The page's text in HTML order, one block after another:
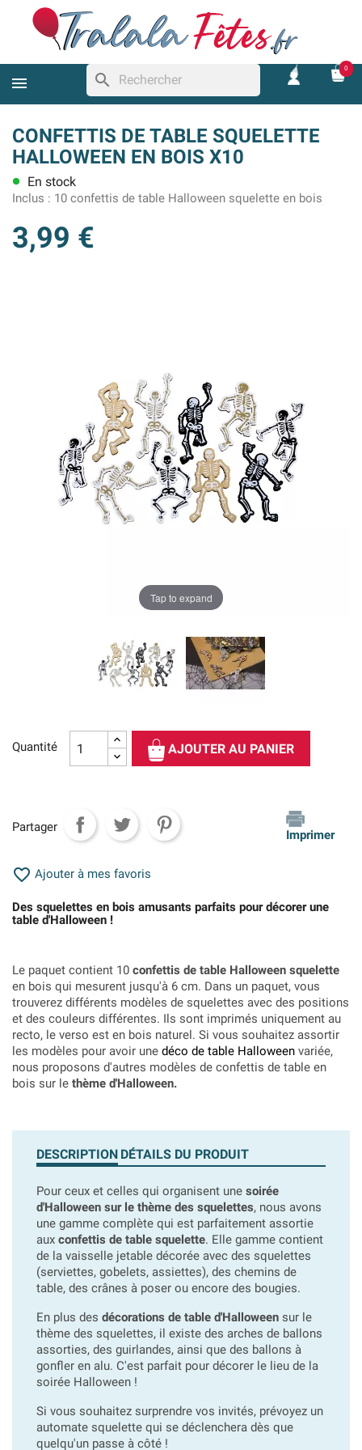
search
0
CONFETTIS DE TABLE SQUELETTE
HALLOWEEN EN BOIS X10
lens En stock
Inclus : 10 confettis de table Halloween squelette en bois
3,99 €
Tap to expand
Quantité AJOUTER AU PANIER
Partager
Imprimer
 Ajouter à mes favoris
Des squelettes en bois amusants parfaits pour décorer une
table d'Halloween !
Le paquet contient 10 confettis de table Halloween squelette
en bois qui mesurent jusqu'à 6 cm. Dans un paquet, vous
trouverez différents modèles de squelettes avec des positions
et des couleurs différentes. Ils sont imprimés uniquement au
recto, le verso est en bois naturel. Si vous souhaitez assortir
les modèles pour avoir une déco de table Halloween variée,
nous proposons d'autres modèles de confettis de table en
bois sur le thème d'Halloween.
DESCRIPTION DÉTAILS DU PRODUIT
Pour ceux et celles qui organisent une soirée
d'Halloween sur le thème des squelettes, nous avons
une gamme complète qui est parfaitement assortie
aux confettis de table squelette. Elle gamme contient
de la vaisselle jetable décorée avec des squelettes
(serviettes, gobelets, assiettes), des chemins de
table, des crânes à poser ou encore des bougies.
En plus des décorations de table d'Halloween sur le
thème des squelettes, il existe des arches de ballons
assorties, des guirlandes, ainsi que des ballons à
gonfler en alu. C'est parfait pour décorer le lieu de la
soirée Halloween !
Si vous souhaitez surprendre vos invités, prévoyez un
automate squelette qui se déclenchera dès que
quelqu'un passe à côté !